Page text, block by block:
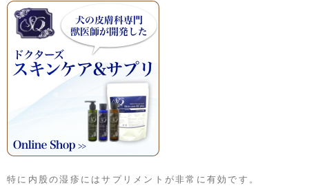
特に内股の湿疹にはサプリメントが非常に有効です。